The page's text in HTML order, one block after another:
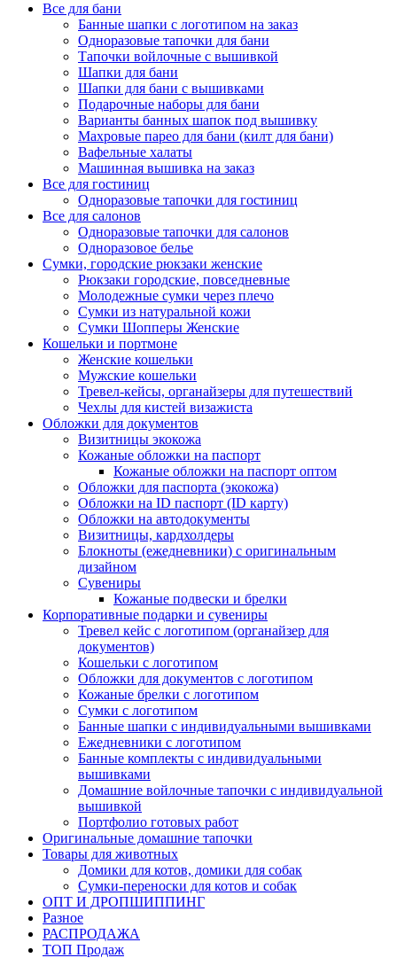
Все для бани
Банные шапки с логотипом на заказ
Одноразовые тапочки для бани
Тапочки войлочные с вышивкой
Шапки для бани
Шапки для бани с вышивками
Подарочные наборы для бани
Варианты банных шапок под вышивку
Махровые парео для бани (килт для бани)
Вафельные халаты
Машинная вышивка на заказ
Все для гостиниц
Одноразовые тапочки для гостиниц
Все для салонов
Одноразовые тапочки для салонов
Одноразовое белье
Сумки, городские рюкзаки женские
Рюкзаки городские, повседневные
Молодежные сумки через плечо
Сумки из натуральной кожи
Сумки Шопперы Женские
Кошельки и портмоне
Женские кошельки
Мужские кошельки
Тревел-кейсы, органайзеры для путешествий
Чехлы для кистей визажиста
Обложки для документов
Визитницы экокожа
Кожаные обложки на паспорт
Кожаные обложки на паспорт оптом
Обложки для паспорта (экокожа)
Обложки на ID паспорт (ID карту)
Обложки на автодокументы
Визитницы, кардхолдеры
Блокноты (ежедневники) с оригинальным
дизайном
Сувениры
Кожаные подвески и брелки
Корпоративные подарки и сувениры
Тревел кейс с логотипом (органайзер для
документов)
Кошельки с логотипом
Обложки для документов с логотипом
Кожаные брелки с логотипом
Сумки с логотипом
Банные шапки с индивидуальными вышивками
Ежедневники с логотипом
Банные комплекты с индивидуальными
вышивками
Домашние войлочные тапочки с индивидуальной
вышивкой
Портфолио готовых работ
Оригинальные домашние тапочки
Товары для животных
Домики для котов, домики для собак
Сумки-переноски для котов и собак
ОПТ И ДРОПШИППИНГ
Разное
РАСПРОДАЖА
ТОП Продаж